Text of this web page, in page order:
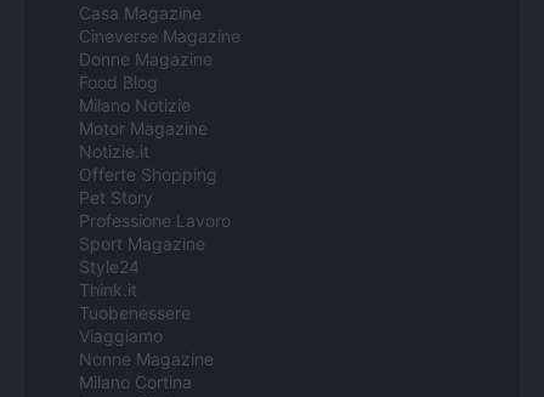
Casa Magazine
Cineverse Magazine
Donne Magazine
Food Blog
Milano Notizie
Motor Magazine
Notizie.it
Offerte Shopping
Pet Story
Professione Lavoro
Sport Magazine
Style24
Think.it
Tuobenessere
Viaggiamo
Nonne Magazine
Milano Cortina